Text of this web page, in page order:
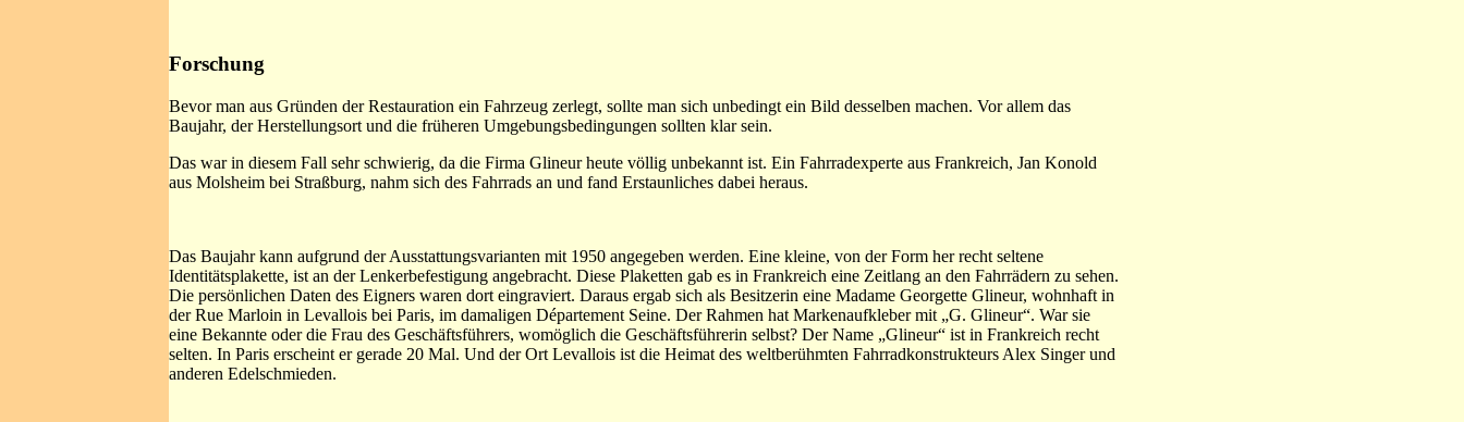
Forschung
Bevor man aus Gründen der Restauration ein Fahrzeug zerlegt, sollte man sich unbedingt ein Bild desselben machen. Vor allem das
Baujahr, der Herstellungsort und die früheren Umgebungsbedingungen sollten klar sein.
Das war in diesem Fall sehr schwierig, da die Firma Glineur heute völlig unbekannt ist. Ein Fahrradexperte aus Frankreich, Jan Konold
aus Molsheim bei Straßburg, nahm sich des Fahrrads an und fand Erstaunliches dabei heraus.
Das Baujahr kann aufgrund der Ausstattungsvarianten mit 1950 angegeben werden. Eine kleine, von der Form her recht seltene
Identitätsplakette, ist an der Lenkerbefestigung angebracht. Diese Plaketten gab es in Frankreich eine Zeitlang an den Fahrrädern zu sehen.
Die persönlichen Daten des Eigners waren dort eingraviert. Daraus ergab sich als Besitzerin eine Madame Georgette Glineur, wohnhaft in
der Rue Marloin in Levallois bei Paris, im damaligen Département Seine. Der Rahmen hat Markenaufkleber mit „G. Glineur“. War sie
eine Bekannte oder die Frau des Geschäftsführers, womöglich die Geschäftsführerin selbst? Der Name „Glineur“ ist in Frankreich recht
selten. In Paris erscheint er gerade 20 Mal. Und der Ort Levallois ist die Heimat des weltberühmten Fahrradkonstrukteurs Alex Singer und
anderen Edelschmieden.